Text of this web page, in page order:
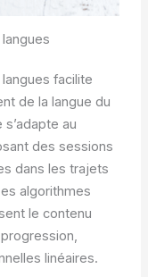
facilite
de la langue du
au
des sessions
dans les trajets
algorithmes
le contenu
linéaires.